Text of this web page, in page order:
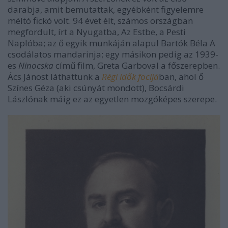
darabja, amit bemutattak, egyébként figyelemre
méltó fickó volt. 94 évet élt, számos országban
megfordult, írt a Nyugatba, Az Estbe, a Pesti
Naplóba; az ő egyik munkáján alapul Bartók Béla A
csodálatos mandarinja; egy másikon pedig az 1939-
es Ninocska című film, Greta Garboval a főszerepben.
Ács Jánost láthattunk a Régi idők focijában, ahol ő
Színes Géza (aki csúnyát mondott), Bocsárdi
Lászlónak máig ez az egyetlen mozgóképes szerepe.